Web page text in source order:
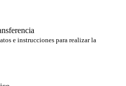
e instrucciones para realizar la